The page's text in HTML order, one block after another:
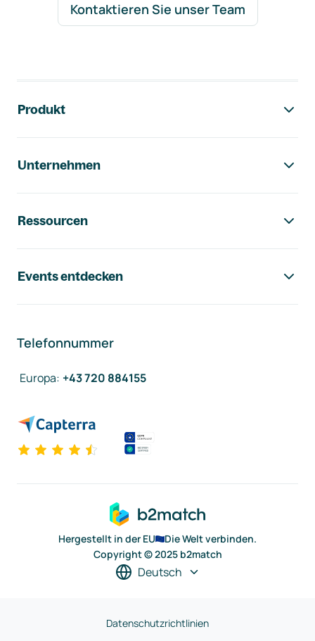
Kontaktieren Sie unser Team
Produkt
Unternehmen
Ressourcen
Events entdecken
Telefonnummer
Europa: +43 720 884155
Hergestellt in der EU
Die Welt verbinden.
Copyright © 2025 b2match
Deutsch
Datenschutzrichtlinien